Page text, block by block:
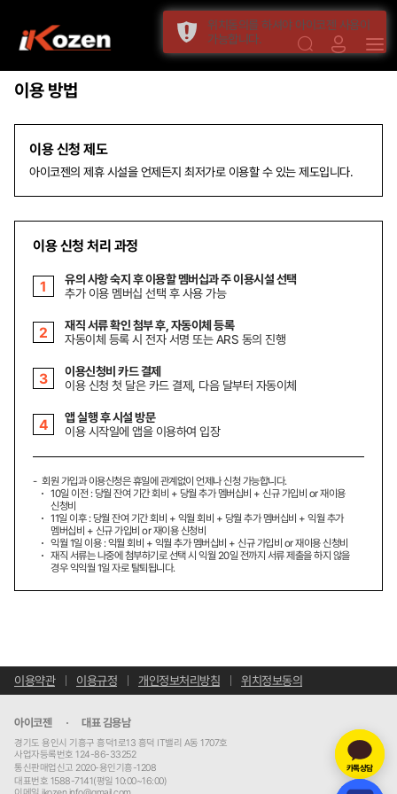
카톡상담
이용 방법
이용 신청 제도
아이코젠의 제휴 시설을 언제든지 최저가로 이용할 수 있는 제도입니다.
이용 신청 처리 과정
유의 사항 숙지 후 이용할 멤버십과 주 이용시설 선택
추가 이용 멤버십 선택 후 사용 가능
재직 서류 확인 첨부 후, 자동이체 등록
자동이체 등록 시 전자 서명 또는 ARS 동의 진행
이용신청비 카드 결제
이용 신청 첫 달은 카드 결제, 다음 달부터 자동이체
앱 실행 후 시설 방문
이용 시작일에 앱을 이용하여 입장
회원 가입과 이용신청은 휴일에 관계없이 언제나 신청 가능합니다.
10일 이전 : 당월 잔여 기간 회비 + 당월 추가 멤버십비 + 신규 가입비 or 재이용
신청비
11일 이후 : 당월 잔여 기간 회비 + 익월 회비 + 당월 추가 멤버십비 + 익월 추가
멤버십비 + 신규 가입비 or 재이용 신청비
익월 1일 이용 : 익월 회비 + 익월 추가 멤버십비 + 신규 가입비 or 재이용 신청비
재직 서류는 나중에 첨부하기로 선택 시 익월 20일 전까지 서류 제출을 하지 않을
경우 익익월 1일 자로 탈퇴됩니다.
이용약관 이용규정 개인정보처리방침 위치정보동의
아이코젠 대표 김용남
경기도 용인시 기흥구 흥덕1로13 흥덕 IT밸리 A동 1707호
사업자등록번호 124-86-33252
통신판매업신고 2020-용인기흥-1208
대표번호 1588-7141(평일 10:00~16:00)
위치동의를 하셔야 아이코젠 사용이
가능합니다.